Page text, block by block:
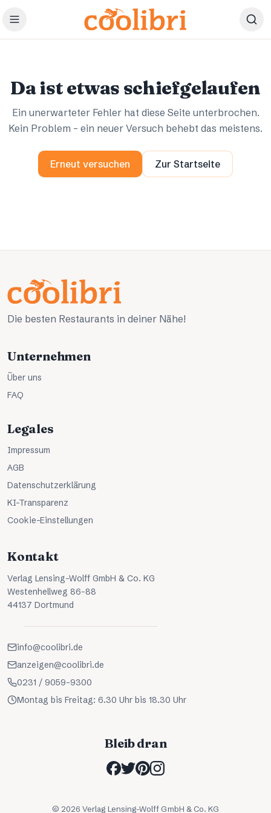
Zum Hauptinhalt springen
Da ist etwas schiefgelaufen
Ein unerwarteter Fehler hat diese Seite unterbrochen.
Kein Problem – ein neuer Versuch behebt das meistens.
Erneut versuchen Zur Startseite
Die besten Restaurants in deiner Nähe!
Unternehmen
Über uns
FAQ
Legales
Impressum
AGB
Datenschutzerklärung
KI-Transparenz
Cookie-Einstellungen
Kontakt
Verlag Lensing-Wolff GmbH & Co. KG
Westenhellweg 86-88
44137 Dortmund
info@coolibri.de
anzeigen@coolibri.de
0231 / 9059-9300
Montag bis Freitag: 6.30 Uhr bis 18.30 Uhr
Bleib dran
© 2026 Verlag Lensing-Wolff GmbH & Co. KG